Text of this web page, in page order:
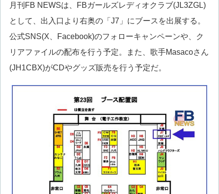
月刊FB NEWSは、FBガールズレディオクラブ(JL3ZGL)
として、出入口より右奥の「J7」にブースを出展する。
公式SNS(X、Facebook)のフォローキャンペーンや、ク
リアファイルの配布を行う予定。また、歌手Masacoさん
(JH1CBX)がCDやグッズ販売を行う予定だ。